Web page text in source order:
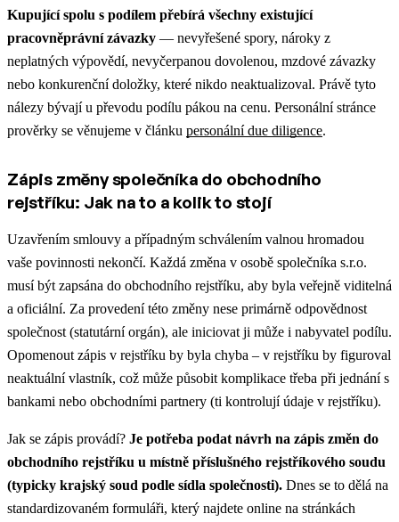
Kupující spolu s podílem přebírá všechny existující
pracovněprávní závazky — nevyřešené spory, nároky z
neplatných výpovědí, nevyčerpanou dovolenou, mzdové závazky
nebo konkurenční doložky, které nikdo neaktualizoval. Právě tyto
nálezy bývají u převodu podílu pákou na cenu. Personální stránce
prověrky se věnujeme v článku personální due diligence.
Zápis změny společníka do obchodního
rejstříku: Jak na to a kolik to stojí
Uzavřením smlouvy a případným schválením valnou hromadou
vaše povinnosti nekončí. Každá změna v osobě společníka s.r.o.
musí být zapsána do obchodního rejstříku, aby byla veřejně viditelná
a oficiální. Za provedení této změny nese primárně odpovědnost
společnost (statutární orgán), ale iniciovat ji může i nabyvatel podílu.
Opomenout zápis v rejstříku by byla chyba – v rejstříku by figuroval
neaktuální vlastník, což může působit komplikace třeba při jednání s
bankami nebo obchodními partnery (ti kontrolují údaje v rejstříku).
Jak se zápis provádí? Je potřeba podat návrh na zápis změn do
obchodního rejstříku u místně příslušného rejstříkového soudu
(typicky krajský soud podle sídla společnosti). Dnes se to dělá na
standardizovaném formuláři, který najdete online na stránkách